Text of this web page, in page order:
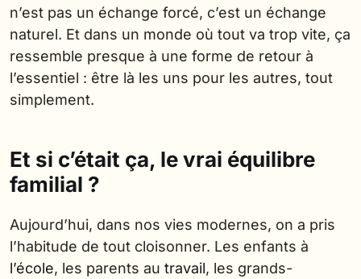
n’est pas un échange forcé, c’est un échange
naturel. Et dans un monde où tout va trop vite, ça
ressemble presque à une forme de retour à
l’essentiel : être là les uns pour les autres, tout
simplement.
Et si c’était ça, le vrai équilibre
familial ?
Aujourd’hui, dans nos vies modernes, on a pris
l’habitude de tout cloisonner. Les enfants à
l’école, les parents au travail, les grands-